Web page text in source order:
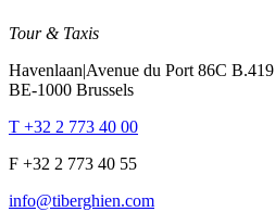
Tour & Taxis
Havenlaan|Avenue du Port 86C B.419
BE-1000 Brussels
T +32 2 773 40 00
F +32 2 773 40 55
info@tiberghien.com